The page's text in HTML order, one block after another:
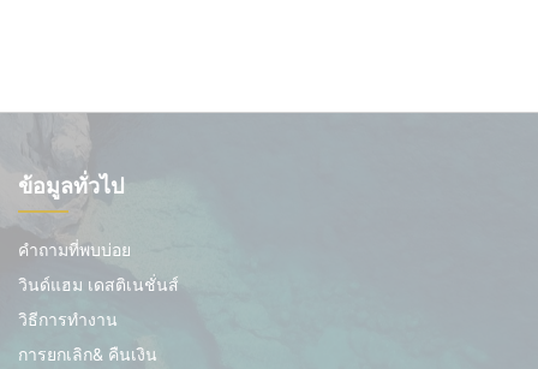
ข้อมูลทั่วไป
คำถามที่พบบ่อย
วินด์แฮม เดสติเนชั่นส์
วิธีการทำงาน
การยกเลิก& คืนเงิน